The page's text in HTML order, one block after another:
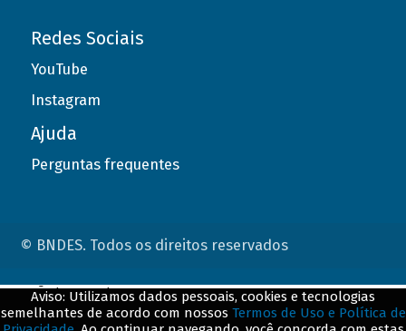
Redes Sociais
YouTube
Instagram
Ajuda
Perguntas frequentes
© BNDES. Todos os direitos reservados
Aviso: Utilizamos dados pessoais, cookies e tecnologias
semelhantes de acordo com nossos Termos de Uso e Política de
ConteÃºdo complementar
${title}${badge}